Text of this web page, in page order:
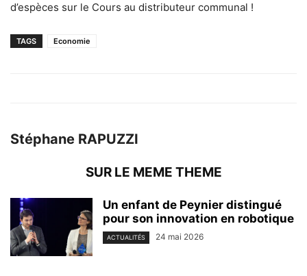
d’espèces sur le Cours au distributeur communal !
TAGS Economie
Stéphane RAPUZZI
SUR LE MEME THEME
Un enfant de Peynier distingué
pour son innovation en robotique
ACTUALITÉS 24 mai 2026